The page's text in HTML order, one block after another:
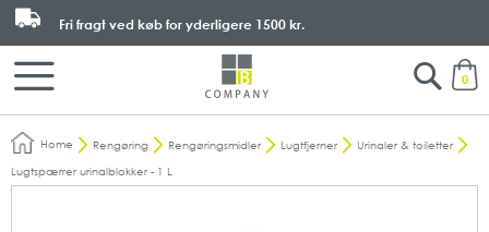
0
Fri fragt ved køb for yderligere 1500 kr.
Search
Home Rengøring Rengøringsmidler Lugtfjerner
Urinaler & toiletter
Lugtspærrer urinalblokker - 1 L